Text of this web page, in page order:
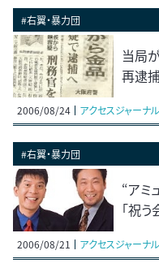
#右翼・暴力団
当局
再逮
2006/08/24 アクセスジャーナ
#右翼・暴力団
“アミ
「祝
2006/08/21 アクセスジャーナ